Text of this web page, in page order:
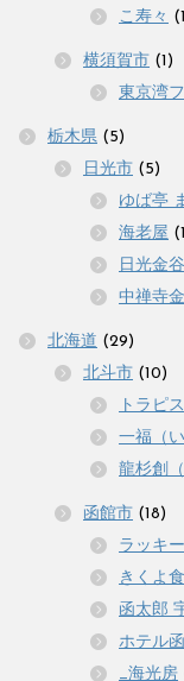
こ寿々
横須賀市 (1)
東京湾
栃木県 (5)
日光市 (5)
ゆば亭
海老屋
日光金
中禅寺
北海道 (29)
北斗市 (10)
トラピ
一福（
龍杉創
函館市 (18)
ラッキ
きくよ
函太郎
ホテル
_海光房